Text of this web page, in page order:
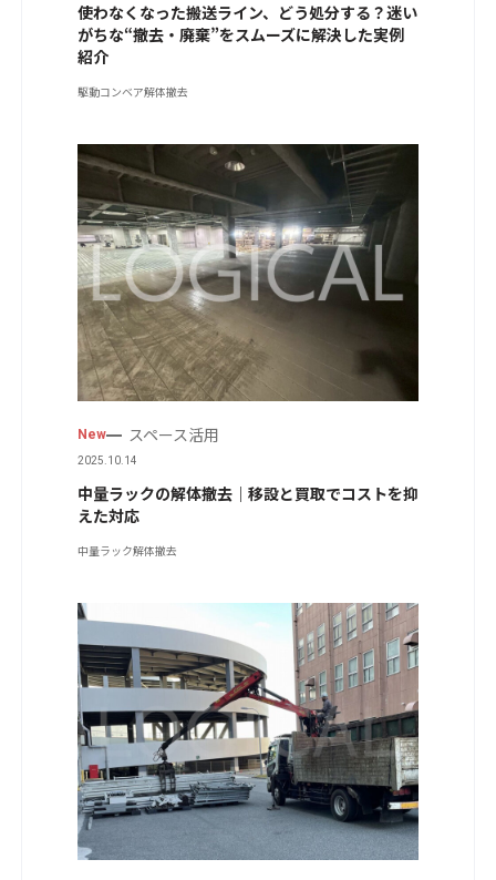
使わなくなった搬送ライン、どう処分する？迷い
がちな“撤去・廃棄”をスムーズに解決した実例
紹介
駆動コンベア解体撤去
New スペース活用
2025.10.14
中量ラックの解体撤去｜移設と買取でコストを抑
えた対応
中量ラック解体撤去